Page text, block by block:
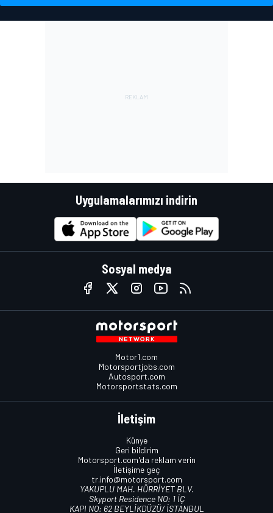
Uygulamalarımızı indirin
Sosyal medya
Motor1.com
Motorsportjobs.com
Autosport.com
Motorsportstats.com
İletişim
Künye
Geri bildirim
Motorsport.com'da reklam verin
İletişime geç
tr.info@motorsport.com
YAKUPLU MAH. HÜRRİYET BLV.
Skyport Residence NO: 1 İÇ
KAPI NO: 62 BEYLİKDÜZÜ/ İSTANBUL